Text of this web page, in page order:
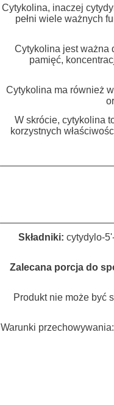
Cytykolina, inaczej
pełni wiele ważnych
Cytykolina jest ważna
pamięć,
Cytykolina ma również
W skrócie, cytykolina
korzystnych
Składniki: cytydylo-
Zalecana porcja do
Produkt nie może być
Warunki